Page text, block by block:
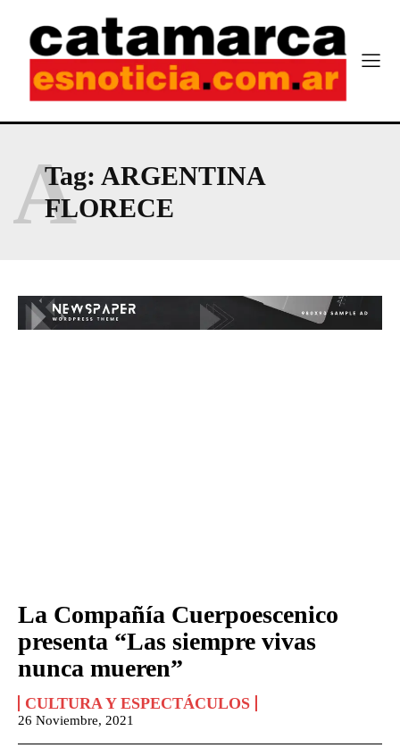
Tag: ARGENTINA
FLORECE
A
La Compañía Cuerpoescenico
presenta “Las siempre vivas
nunca mueren”
CULTURA Y ESPECTÁCULOS
26 Noviembre, 2021